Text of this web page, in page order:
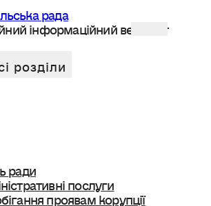
рада
інформаційний веб сайт
ради
послуги
проявам корупції